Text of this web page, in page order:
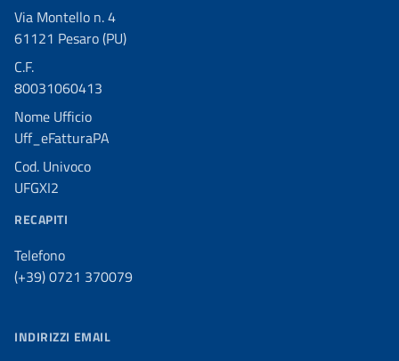
Via Montello n. 4
61121 Pesaro (PU)
C.F.
80031060413
Nome Ufficio
Uff_eFatturaPA
Cod. Univoco
UFGXI2
RECAPITI
Telefono
(+39) 0721 370079
INDIRIZZI EMAIL